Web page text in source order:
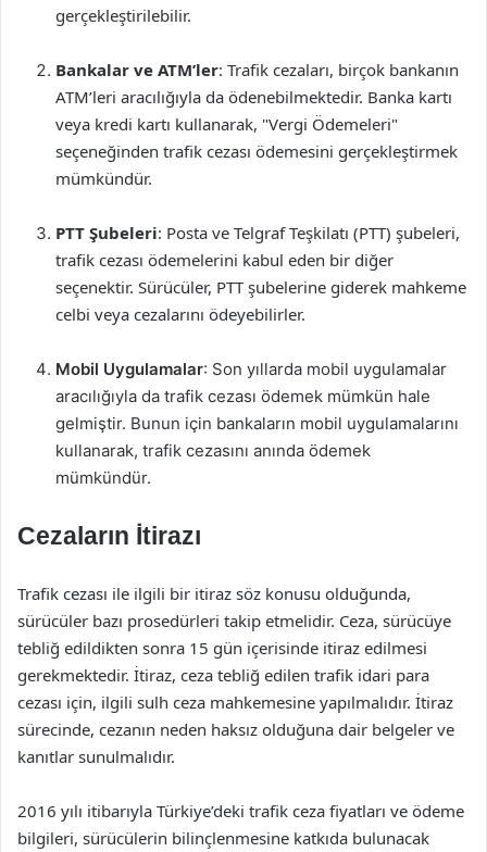
gerçekleştirilebilir.
Bankalar ve ATM’ler: Trafik cezaları, birçok bankanın
ATM’leri aracılığıyla da ödenebilmektedir. Banka kartı
veya kredi kartı kullanarak, "Vergi Ödemeleri"
seçeneğinden trafik cezası ödemesini gerçekleştirmek
mümkündür.
PTT Şubeleri: Posta ve Telgraf Teşkilatı (PTT) şubeleri,
trafik cezası ödemelerini kabul eden bir diğer
seçenektir. Sürücüler, PTT şubelerine giderek mahkeme
celbi veya cezalarını ödeyebilirler.
Mobil Uygulamalar: Son yıllarda mobil uygulamalar
aracılığıyla da trafik cezası ödemek mümkün hale
gelmiştir. Bunun için bankaların mobil uygulamalarını
kullanarak, trafik cezasını anında ödemek
mümkündür.
Cezaların İtirazı
Trafik cezası ile ilgili bir itiraz söz konusu olduğunda,
sürücüler bazı prosedürleri takip etmelidir. Ceza, sürücüye
tebliğ edildikten sonra 15 gün içerisinde itiraz edilmesi
gerekmektedir. İtiraz, ceza tebliğ edilen trafik idari para
cezası için, ilgili sulh ceza mahkemesine yapılmalıdır. İtiraz
sürecinde, cezanın neden haksız olduğuna dair belgeler ve
kanıtlar sunulmalıdır.
2016 yılı itibarıyla Türkiye’deki trafik ceza fiyatları ve ödeme
bilgileri, sürücülerin bilinçlenmesine katkıda bulunacak